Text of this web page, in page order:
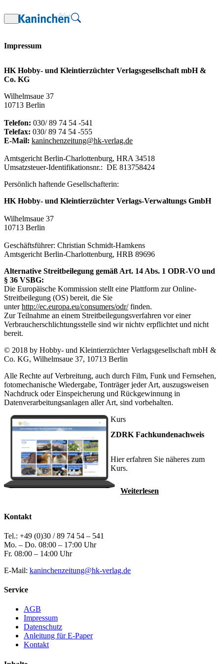
Inhalt
springen
Impressum
HK Hobby- und Kleintierzüchter Verlagsgesellschaft mbH &
Co. KG
Wilhelmsaue 37
10713 Berlin
Telefon: 030/ 89 74 54 -541
Telefax: 030/ 89 74 54 -555
E-Mail: kaninchenzeitung@hk-verlag.de
Amtsgericht Berlin-Charlottenburg, HRA 34518
Umsatzsteuer-Identifikationsnr.: DE 813758424
Persönlich haftende Gesellschafterin:
HK Hobby- und Kleintierzüchter Verlags-Verwaltungs GmbH
Wilhelmsaue 37
10713 Berlin
Geschäftsführer: Christian Schmidt-Hamkens
Amtsgericht Berlin-Charlottenburg, HRB 89696
Alternative Streitbeilegung gemäß Art. 14 Abs. 1 ODR-VO und
§ 36 VSBG:
Die Europäische Kommission stellt eine Plattform zur Online-
Streitbeilegung (OS) bereit, die Sie
unterhttp://ec.europa.eu/consumers/odr/finden.
Zur Teilnahme an einem Streitbeilegungsverfahren vor einer
Verbraucherschlichtungsstelle sind wir nichtv erpflichtet und nicht
bereit.
© 2018 by Hobby- und Kleintierzüchter Verlagsgesellschaft mbH &
Co. KG, Wilhelmsaue 37, 10713 Berlin
Alle Rechte auf Verbreitung, auch durch Film, Funk und Fernsehen,
fotomechanische Wiedergabe, Tonträger jeder Art, auszugsweisen
Nachdruck oder Einspeicherung und Rückgewinnung in
Datenverarbeitungsanlagen aller Art, sind vorbehalten.
Kurs
ZDRK Fachkundenachweis
Hier erfahren Sie näheres zum
Kurs.
Weiterlesen
Kontakt
Tel.: +49 (0)30 / 89 74 54 – 541
Mo. – Do. 08:00 – 17:00 Uhr
Fr. 08:00 – 14:00 Uhr
E-Mail: kaninchenzeitung@hk-verlag.de
Service
AGB
Impressum
Datenschutz
Anleitung für E-Paper
Kontakt